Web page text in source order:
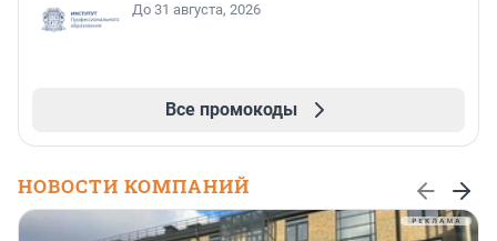
До 31 августа, 2026
Все промокоды
НОВОСТИ КОМПАНИЙ